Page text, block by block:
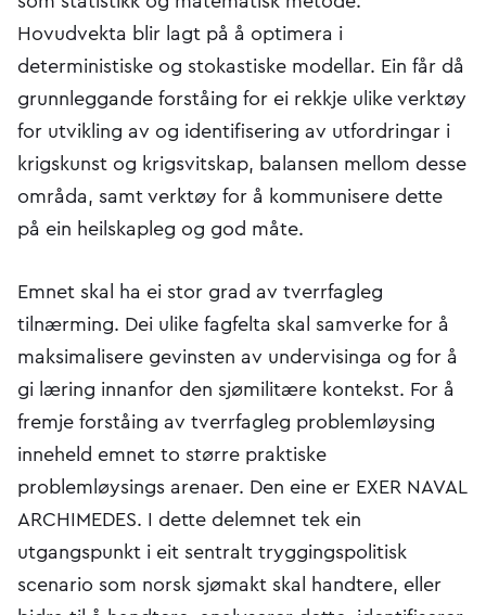
Hovudvekta blir lagt på å optimera i
deterministiske og stokastiske modellar. Ein får då
grunnleggande forståing for ei rekkje ulike verktøy
for utvikling av og identifisering av utfordringar i
krigskunst og krigsvitskap, balansen mellom desse
områda, samt verktøy for å kommunisere dette
på ein heilskapleg og god måte.
Emnet skal ha ei stor grad av tverrfagleg
tilnærming. Dei ulike fagfelta skal samverke for å
maksimalisere gevinsten av undervisinga og for å
gi læring innanfor den sjømilitære kontekst. For å
fremje forståing av tverrfagleg problemløysing
inneheld emnet to større praktiske
problemløysings arenaer. Den eine er EXER NAVAL
ARCHIMEDES. I dette delemnet tek ein
utgangspunkt i eit sentralt tryggingspolitisk
scenario som norsk sjømakt skal handtere, eller